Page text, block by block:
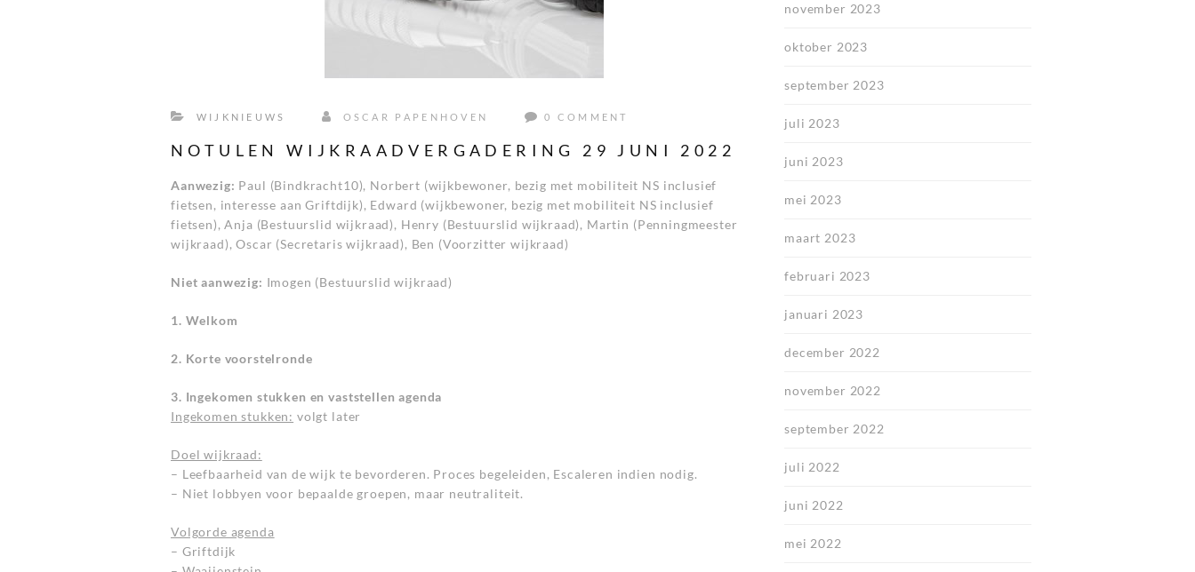
WIJKNIEUWS OSCAR PAPENHOVEN 0 COMMENT
NOTULEN WIJKRAADVERGADERING 29 JUNI 2022
Aanwezig: Paul (Bindkracht10), Norbert (wijkbewoner, bezig met mobiliteit NS inclusief
fietsen, interesse aan Griftdijk), Edward (wijkbewoner, bezig met mobiliteit NS inclusief
fietsen), Anja (Bestuurslid wijkraad), Henry (Bestuurslid wijkraad), Martin (Penningmeester
wijkraad), Oscar (Secretaris wijkraad), Ben (Voorzitter wijkraad)
Niet aanwezig: Imogen (Bestuurslid wijkraad)
1. Welkom
2. Korte voorstelronde
3. Ingekomen stukken en vaststellen agenda
Ingekomen stukken: volgt later
Doel wijkraad:
– Leefbaarheid van de wijk te bevorderen. Proces begeleiden, Escaleren indien nodig.
– Niet lobbyen voor bepaalde groepen, maar neutraliteit.
Volgorde agenda
– Griftdijk
november 2023
oktober 2023
september 2023
juli 2023
juni 2023
mei 2023
maart 2023
februari 2023
januari 2023
december 2022
november 2022
september 2022
juli 2022
juni 2022
mei 2022